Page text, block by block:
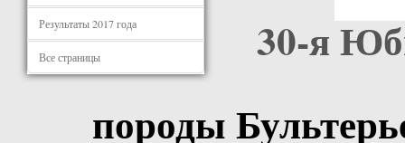
Результаты 2017 года
Все страницы
30-я
породы